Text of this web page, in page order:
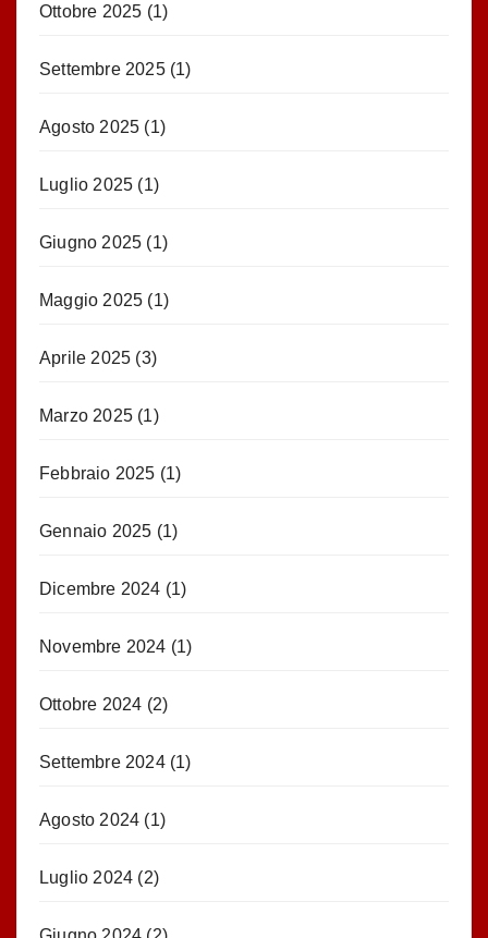
Ottobre 2025 (1)
Settembre 2025(1)
Agosto 2025 (1)
Luglio 2025 (1)
Giugno 2025 (1)
Maggio 2025 (1)
Aprile 2025 (3)
Marzo 2025 (1)
Febbraio 2025 (1)
Gennaio 2025 (1)
Dicembre 2024 (1)
Novembre 2024 (1)
Ottobre 2024 (2)
Settembre 2024(1)
Agosto 2024 (1)
Luglio 2024 (2)